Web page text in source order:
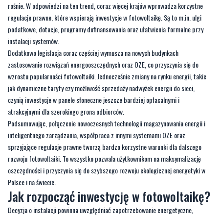
rośnie. W odpowiedzi na ten trend, coraz więcej krajów wprowadza korzystne
regulacje prawne, które wspierają inwestycje w fotowoltaikę. Są to m.in. ulgi
podatkowe, dotacje, programy dofinansowania oraz ułatwienia formalne przy
instalacji systemów.
Dodatkowo legislacja coraz częściej wymusza na nowych budynkach
zastosowanie rozwiązań energooszczędnych oraz OZE, co przyczynia się do
wzrostu popularności fotowoltaiki. Jednocześnie zmiany na rynku energii, takie
jak dynamiczne taryfy czy możliwość sprzedaży nadwyżek energii do sieci,
czynią inwestycje w panele słoneczne jeszcze bardziej opłacalnymi i
atrakcyjnymi dla szerokiego grona odbiorców.
Podsumowując, połączenie nowoczesnych technologii magazynowania energii i
inteligentnego zarządzania, współpraca z innymi systemami OZE oraz
sprzyjające regulacje prawne tworzą bardzo korzystne warunki dla dalszego
rozwoju fotowoltaiki. To wszystko pozwala użytkownikom na maksymalizację
oszczędności i przyczynia się do szybszego rozwoju ekologicznej energetyki w
Polsce i na świecie.
Jak rozpocząć inwestycję w fotowoltaikę?
Decyzja o instalacji powinna uwzględniać zapotrzebowanie energetyczne,